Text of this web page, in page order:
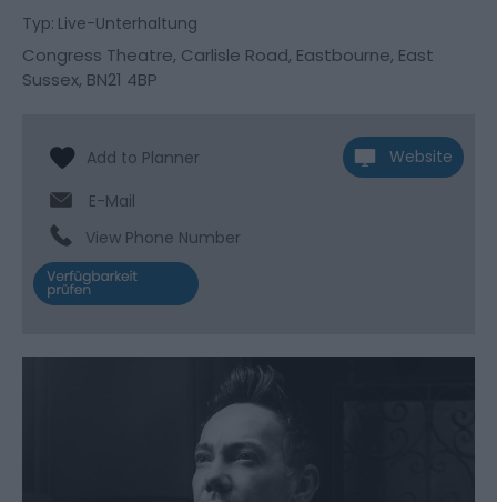
Typ: Live-Unterhaltung
Congress Theatre, Carlisle Road, Eastbourne, East
Sussex, BN21 4BP
Website
E-Mail
View Phone Number